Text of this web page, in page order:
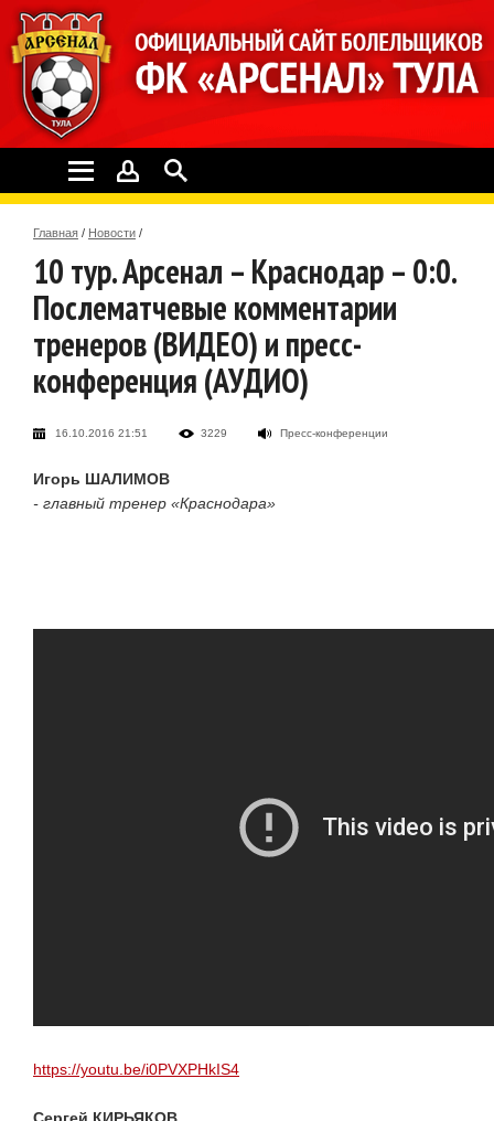
Главная / Новости /
10 тур. Арсенал – Краснодар – 0:0.
Послематчевые комментарии
тренеров (ВИДЕО) и пресс-
конференция (АУДИО)
16.10.2016 21:51 3229 Пресс-конференции
Игорь ШАЛИМОВ
- главный тренер «Краснодара»
https://youtu.be/i0PVXPHkIS4
Сергей КИРЬЯКОВ